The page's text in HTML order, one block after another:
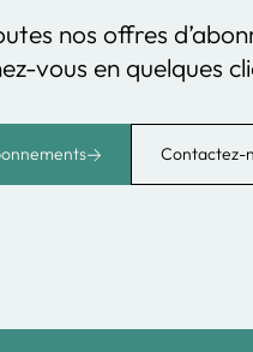
nos offres
vous en quelques
Contactez-